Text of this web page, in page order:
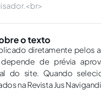
o texto
diretamente pelos
de prévia
do site. Quando
na Revista Jus Navigandi